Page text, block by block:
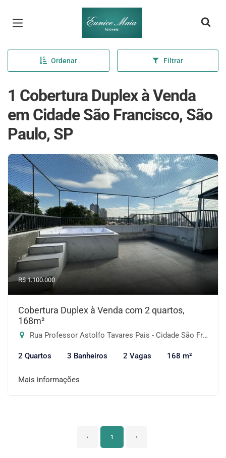
Página inicial
Ordenar Filtrar
1 Cobertura Duplex à Venda
em Cidade São Francisco, São
Paulo, SP
R$ 1.100.000
Cobertura Duplex à Venda com 2 quartos,
168m²
Rua Professor Astolfo Tavares Pais - Cidade São Francisco, São Paulo-SP
2 Quartos 3 Banheiros 2 Vagas 168 m²
Mais informações
‹ 1 ›